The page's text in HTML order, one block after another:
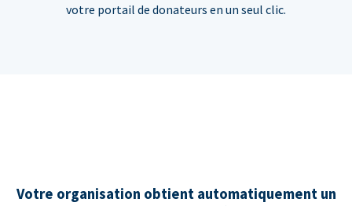
votre portail de donateurs en un seul clic.
Votre organisation obtient automatiquement un